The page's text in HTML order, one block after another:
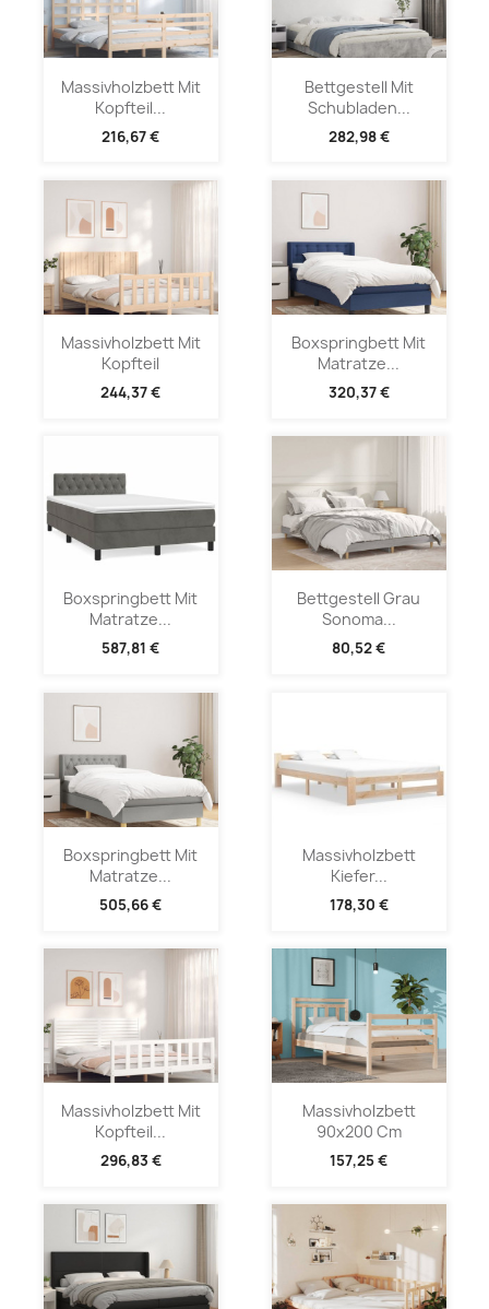
Massivholzbett Mit
Kopfteil...
216,67 €
Bettgestell Mit
Schubladen...
282,98 €
Massivholzbett Mit
Kopfteil
244,37 €
Boxspringbett Mit
Matratze...
320,37 €
Boxspringbett Mit
Matratze...
587,81 €
Bettgestell Grau
Sonoma...
80,52 €
Boxspringbett Mit
Matratze...
505,66 €
Massivholzbett
Kiefer...
178,30 €
Massivholzbett Mit
Kopfteil...
296,83 €
Massivholzbett
90x200 Cm
157,25 €